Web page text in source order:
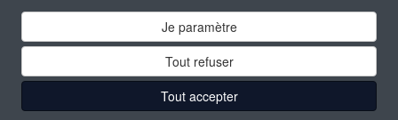
Je paramètre
Tout refuser
Tout accepter